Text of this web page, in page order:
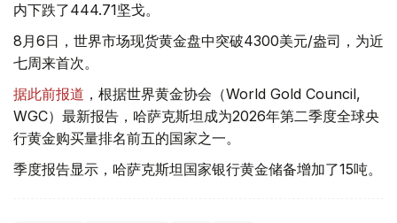
内下跌了444.71坚戈。
8月6日，世界市场现货黄金盘中突破4300美元/盎司，为近
七周来首次。
据此前报道 ，根据世界黄金协会（World Gold Council,
WGC）最新报告，哈萨克斯坦成为2026年第二季度全球央
行黄金购买量排名前五的国家之一。
季度报告显示，哈萨克斯坦国家银行黄金储备增加了15吨。